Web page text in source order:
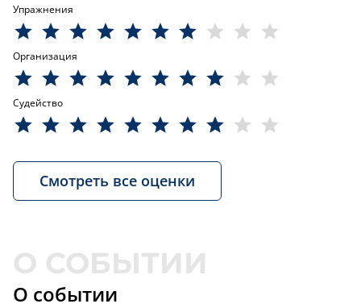
Упражнения
Организация
Судейство
Смотреть все оценки
О событии